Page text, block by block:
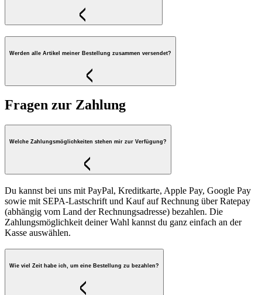
Werden alle Artikel meiner Bestellung zusammen versendet?
Fragen zur Zahlung
Welche Zahlungsmöglichkeiten stehen mir zur Verfügung?
Du kannst bei uns mit PayPal, Kreditkarte, Apple Pay, Google Pay
sowie mit SEPA-Lastschrift und Kauf auf Rechnung über Ratepay
(abhängig vom Land der Rechnungsadresse) bezahlen. Die
Zahlungsmöglichkeit deiner Wahl kannst du ganz einfach an der
Kasse auswählen.
Wie viel Zeit habe ich, um eine Bestellung zu bezahlen?